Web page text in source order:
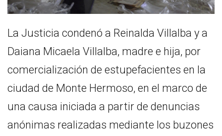
La Justicia condenó a Reinalda Villalba y a
Daiana Micaela Villalba, madre e hija, por
comercialización de estupefacientes en la
ciudad de Monte Hermoso, en el marco de
una causa iniciada a partir de denuncias
anónimas realizadas mediante los buzones